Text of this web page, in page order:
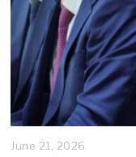
June 21, 2026